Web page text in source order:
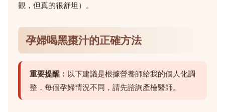
觀，但真的很舒坦）。
孕婦喝黑棗汁的正確方法
重要提醒： 以下建議是根據營養師給我的個人化調
整，每個孕婦情況不同，請先諮詢產檢醫師。